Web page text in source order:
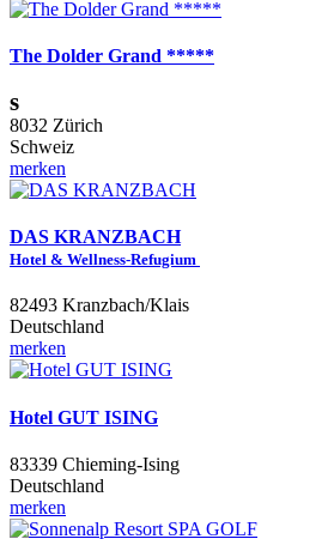
The Dolder Grand *****
s
8032 Zürich
Schweiz
merken
DAS KRANZBACH
Hotel & Wellness-Refugium
82493 Kranzbach/Klais
Deutschland
merken
Hotel GUT ISING
83339 Chieming-Ising
Deutschland
merken